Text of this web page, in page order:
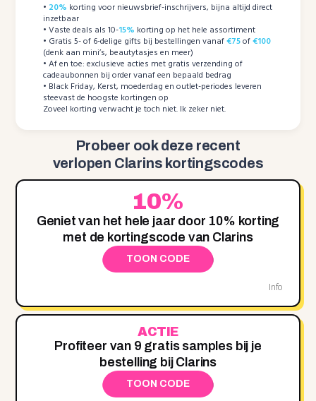
• 20% korting voor nieuwsbrief-inschrijvers, bijna altijd direct
inzetbaar
• Vaste deals als 10-15% korting op het hele assortiment
• Gratis 5- of 6-delige gifts bij bestellingen vanaf€75of€100
(denk aan mini’s, beautytasjes en meer)
• Af en toe: exclusieve acties met gratis verzending of
cadeaubonnen bij order vanaf een bepaald bedrag
• Black Friday, Kerst, moederdag en outlet-periodes leveren
steevast de hoogste kortingen op
Zoveel korting verwacht je toch niet. Ik zeker niet.
Probeer ook deze recent
verlopen Clarins kortingscodes
10%
Geniet van het hele jaar door 10% korting
met de kortingscode van Clarins
TOON CODE
Info
ACTIE
Profiteer van 9 gratis samples bij je
bestelling bij Clarins
TOON CODE